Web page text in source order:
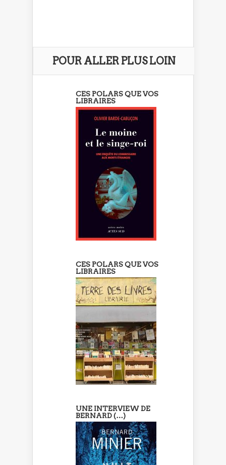
POUR ALLER PLUS LOIN
CES POLARS QUE VOS
LIBRAIRES
CES POLARS QUE VOS
LIBRAIRES
UNE INTERVIEW DE
BERNARD (…)